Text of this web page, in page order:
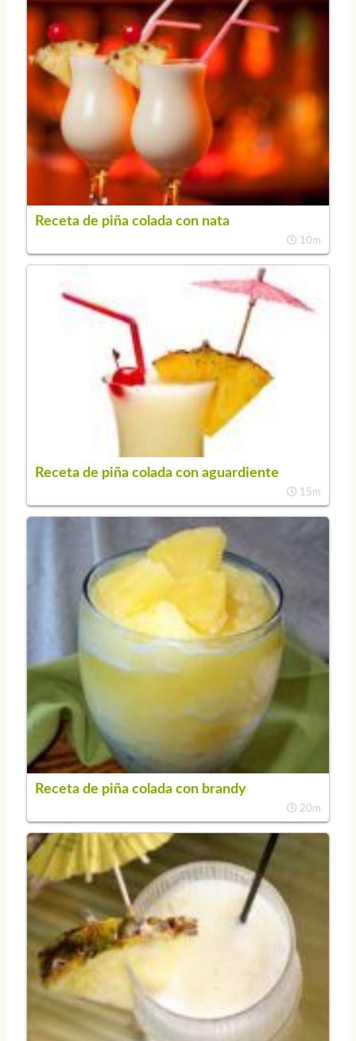
Receta de piña colada con nata
10m
Receta de piña colada con aguardiente
15m
Receta de piña colada con brandy
20m